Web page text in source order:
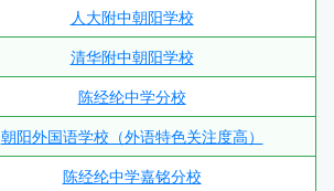
人大附中朝阳学校
清华附中朝阳学校
陈经纶中学分校
朝阳外国语学校（外语特色关注度高）
陈经纶中学嘉铭分校